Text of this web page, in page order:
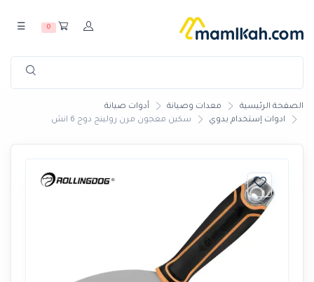
0
☰
الصفحة الرئيسية معدات وصيانة
أدوات صيانة
ادوات إستخدام يدوي
سكين معجون مرن رولينج دوج 6 انش